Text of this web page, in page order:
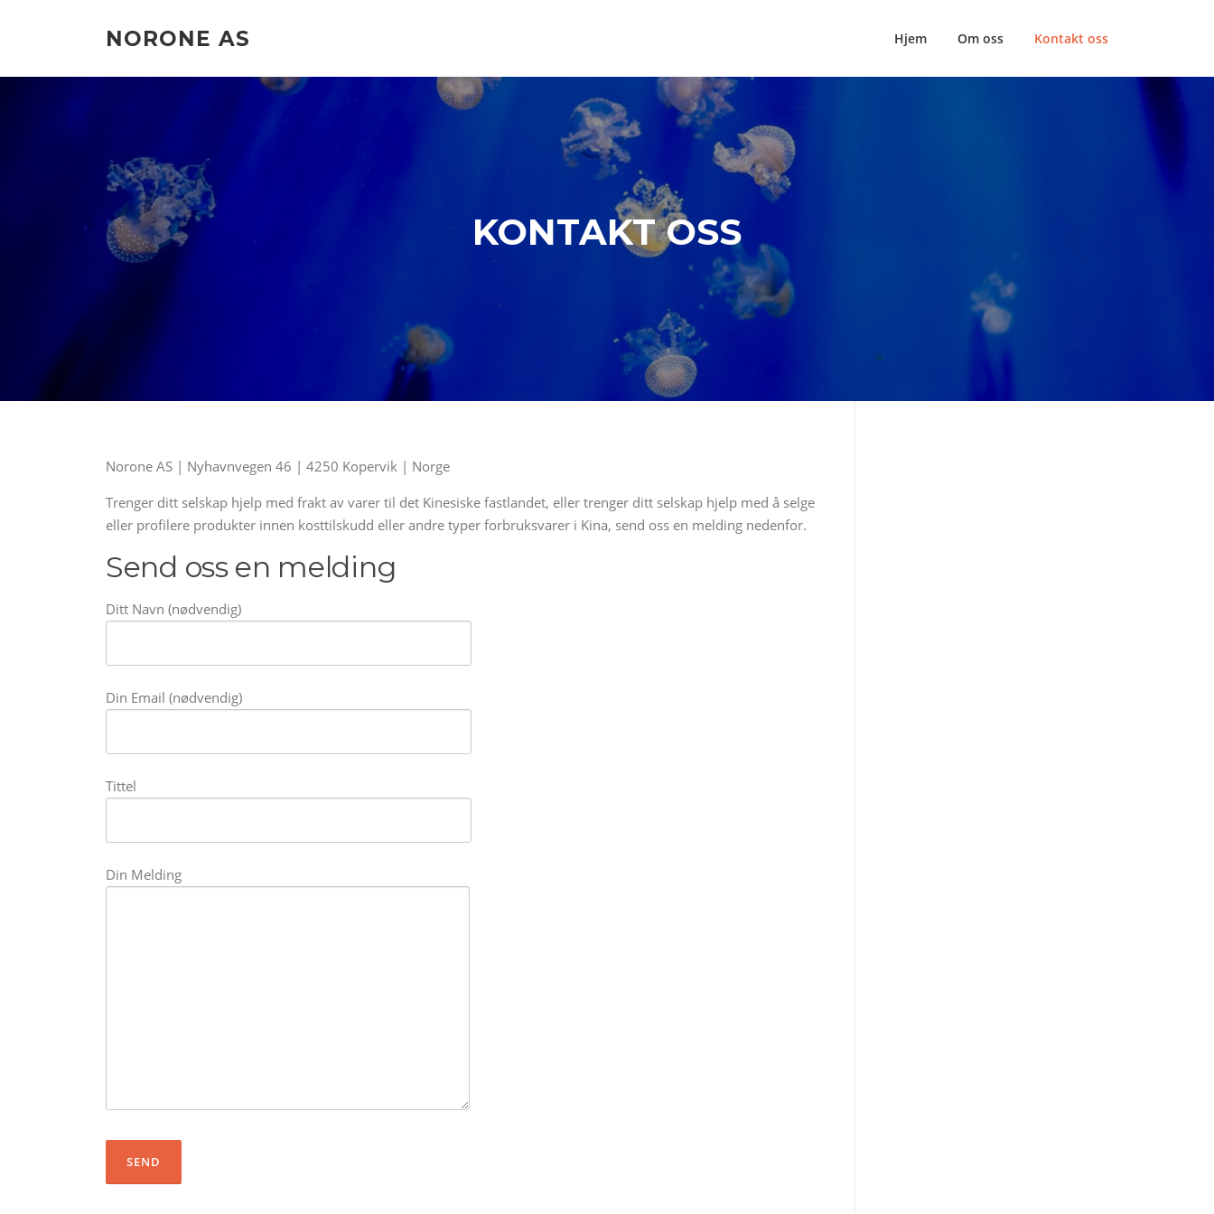
NORONE AS Hjem Om oss Kontakt oss
KONTAKT OSS
Norone AS | Nyhavnvegen 46 | 4250 Kopervik | Norge
Trenger ditt selskap hjelp med frakt av varer til det Kinesiske fastlandet, eller trenger ditt selskap hjelp med å selge
eller profilere produkter innen kosttilskudd eller andre typer forbruksvarer i Kina, send oss en melding nedenfor.
Send oss en melding
Ditt Navn (nødvendig)
Din Email (nødvendig)
Tittel
Din Melding